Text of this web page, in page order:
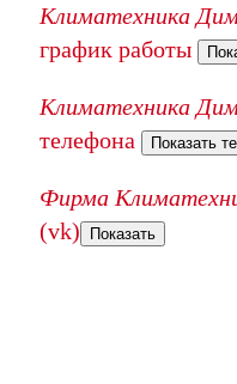
Климатехника
график работы
Климатехника
телефона
Показать
Фирма
(vk)
Показать